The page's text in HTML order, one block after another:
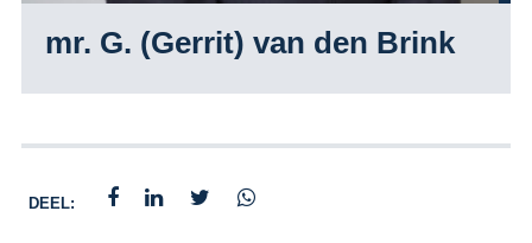
mr. G. (Gerrit) van den Brink
DEEL: